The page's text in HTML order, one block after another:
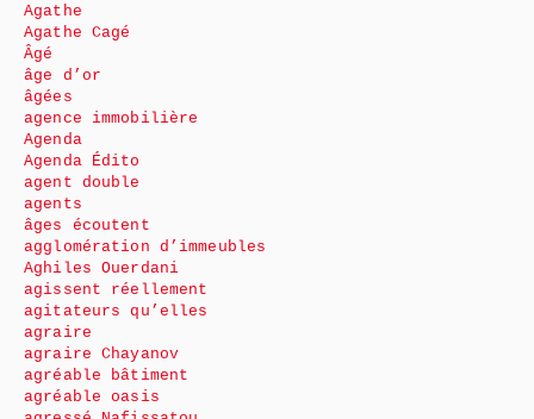
Agathe
Agathe Cagé
Âgé
âge d’or
âgées
agence immobilière
Agenda
Agenda Édito
agent double
agents
âges écoutent
agglomération d’immeubles
Aghiles Ouerdani
agissent réellement
agitateurs qu’elles
agraire
agraire Chayanov
agréable bâtiment
agréable oasis